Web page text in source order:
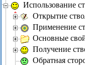
Использование
Открытие
Применение
Основные
Получение
Обратная